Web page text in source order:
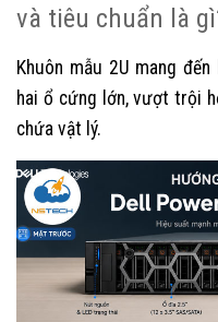
và tiêu chuẩn là
Khuôn mẫu 2U mang
hai ổ cứng lớn, vượt trội
chứa vật lý.